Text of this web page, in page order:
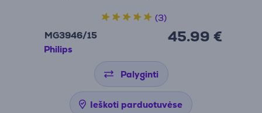
MG3946/15
Philips
45.99 €
(3)
Palyginti
Ieškoti parduotuvėse